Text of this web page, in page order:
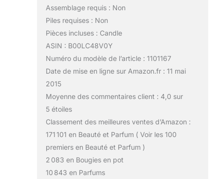
Assemblage requis : Non
Piles requises : Non
Pièces incluses : Candle
ASIN : B00LC48V0Y
Numéro du modèle de l’article : 1101167
Date de mise en ligne sur Amazon.fr : 11 mai
2015
Moyenne des commentaires client : 4,0 sur
5 étoiles
Classement des meilleures ventes d’Amazon :
171 101 en Beauté et Parfum ( Voir les 100
premiers en Beauté et Parfum )
2 083 en Bougies en pot
10 843 en Parfums